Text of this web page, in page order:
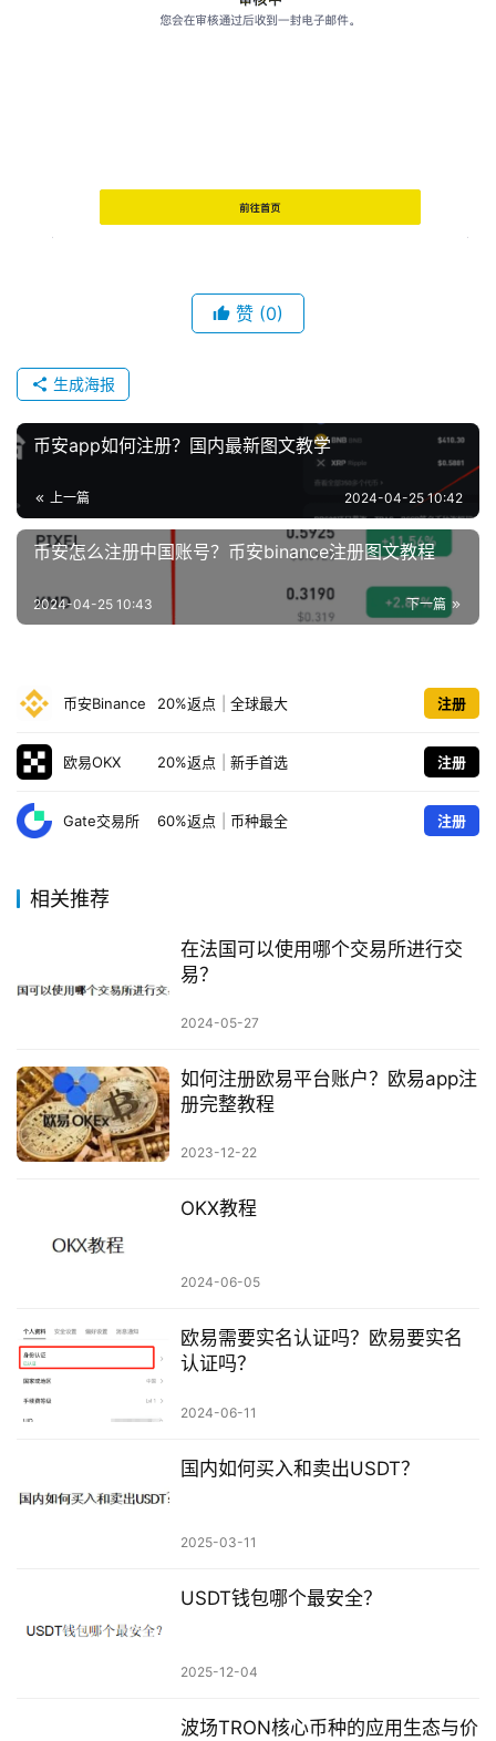
赞 (0)
生成海报
币安app如何注册？国内最新图文教学
上一篇 2024-04-25 10:42
币安怎么注册中国账号？币安binance注册图文教程
下一篇
2024-04-25 10:43
币安Binance 20%返点 全球最大 注册
欧易OKX 20%返点 新手首选 注册
Gate交易所 60%返点 币种最全 注册
相关推荐
在法国可以使用哪个交易所进行交
易？
2024-05-27
如何注册欧易平台账户？欧易app注
册完整教程
2023-12-22
OKX教程
2024-06-05
欧易需要实名认证吗？欧易要实名
认证吗？
2024-06-11
国内如何买入和卖出USDT？
2025-03-11
USDT钱包哪个最安全？
2025-12-04
波场TRON核心币种的应用生态与价